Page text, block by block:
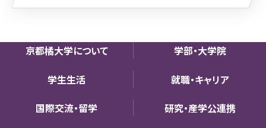
京都橘大学について 学部・大学院
学生生活 就職・キャリア
国際交流・留学 研究・産学公連携